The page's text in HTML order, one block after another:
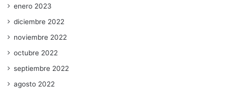
enero 2023
diciembre 2022
noviembre 2022
octubre 2022
septiembre 2022
agosto 2022